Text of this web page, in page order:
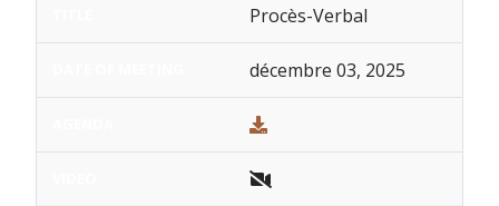
Procès-Verbal
décembre 03, 2025